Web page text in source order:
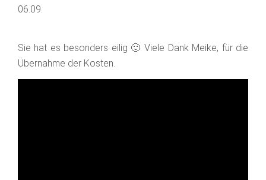
06.09.
Sie hat es besonders eilig 🙂 Viele Dank Meike, für die
Übernahme der Kosten.